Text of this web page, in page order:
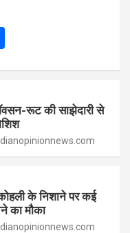
e
रूट की साझेदारी से
के निशाने पर कई
का मौका